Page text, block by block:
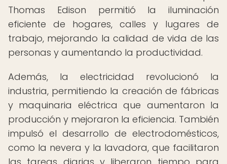
Thomas Edison permitió la iluminación
eficiente de hogares, calles y lugares de
trabajo, mejorando la calidad de vida de las
personas y aumentando la productividad.
Además, la electricidad revolucionó la
industria, permitiendo la creación de fábricas
y maquinaria eléctrica que aumentaron la
producción y mejoraron la eficiencia. También
impulsó el desarrollo de electrodomésticos,
como la nevera y la lavadora, que facilitaron